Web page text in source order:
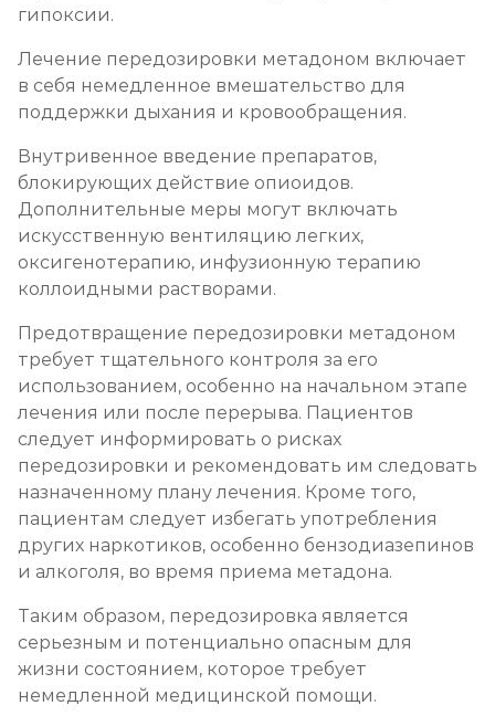
гипоксии.
Лечение передозировки метадоном включает
в себя немедленное вмешательство для
поддержки дыхания и кровообращения.
Внутривенное введение препаратов,
блокирующих действие опиоидов.
Дополнительные меры могут включать
искусственную вентиляцию легких,
оксигенотерапию, инфузионную терапию
коллоидными растворами.
Предотвращение передозировки метадоном
требует тщательного контроля за его
использованием, особенно на начальном этапе
лечения или после перерыва. Пациентов
следует информировать о рисках
передозировки и рекомендовать им следовать
назначенному плану лечения. Кроме того,
пациентам следует избегать употребления
других наркотиков, особенно бензодиазепинов
и алкоголя, во время приема метадона.
Таким образом, передозировка является
серьезным и потенциально опасным для
жизни состоянием, которое требует
немедленной медицинской помощи.